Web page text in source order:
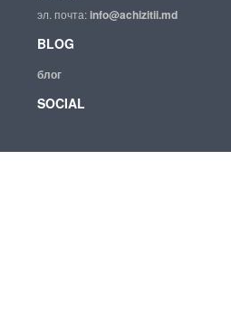
эл. почта:info@achizitii.md
BLOG
блог
SOCIAL